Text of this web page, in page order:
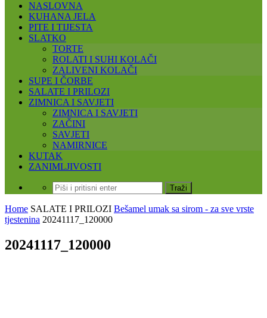
NASLOVNA
KUHANA JELA
PITE I TIJESTA
SLATKO
TORTE
ROLATI I SUHI KOLAČI
ZALIVENI KOLAČI
SUPE I ČORBE
SALATE I PRILOZI
ZIMNICA I SAVJETI
ZIMNICA I SAVJETI
ZAČINI
SAVJETI
NAMIRNICE
KUTAK
ZANIMLJIVOSTI
Home SALATE I PRILOZI Bešamel umak sa sirom - za sve vrste
tjestenina 20241117_120000
20241117_120000